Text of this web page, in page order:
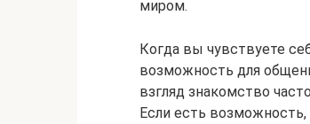
миром.
Когда вы чувствуете
возможность для
взгляд знакомство
Если есть возможность,